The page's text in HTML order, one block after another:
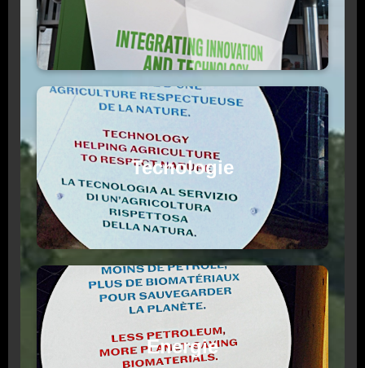
Tecnologie
Energie